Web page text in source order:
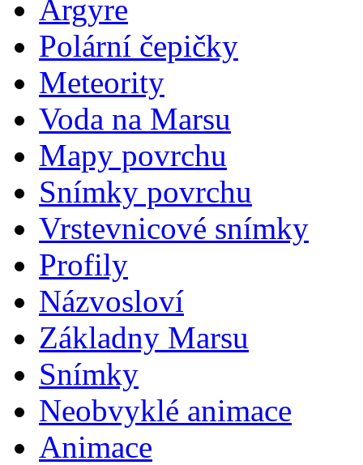
Argyre
Polární čepičky
Meteority
Voda na Marsu
Mapy povrchu
Snímky povrchu
Vrstevnicové snímky
Profily
Názvosloví
Základny Marsu
Snímky
Neobvyklé animace
Animace